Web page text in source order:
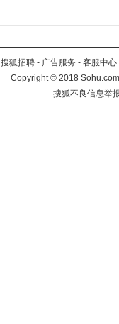
搜狐招聘 - 广告服务 - 客服中心
Copyright©2018
搜狐不良信息举